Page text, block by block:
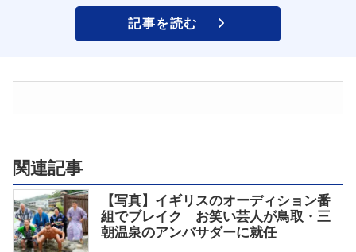
記事を読む
関連記事
【写真】イギリスのオーディション番
組でブレイク お笑い芸人が鳥取・三
朝温泉のアンバサダーに就任